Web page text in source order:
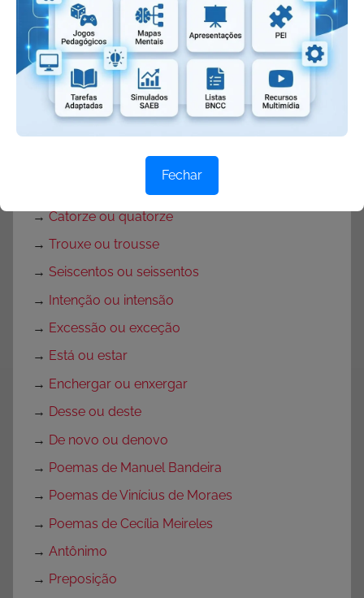
→Lendas
→Adivinhas
→Adivinhações em versos
Parlendas
Cantigas de roda
Xingar ou chingar
→Catorze ou quatorze
→ Trouxe ou trousse
→ Seiscentos ou seissentos
→ Intenção ou intensão
→ Excessão ou exceção
→ Está ou estar
→ Enchergar ou enxergar
→ Desse ou deste
→ De novo ou denovo
→ Poemas de Manuel Bandeira
→ Poemas de Vinícius de Moraes
→ Poemas de Cecília Meireles
→ Antônimo
→ Preposição
Fechar